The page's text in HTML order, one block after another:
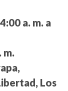
4:00 a. m. a
m.
Los